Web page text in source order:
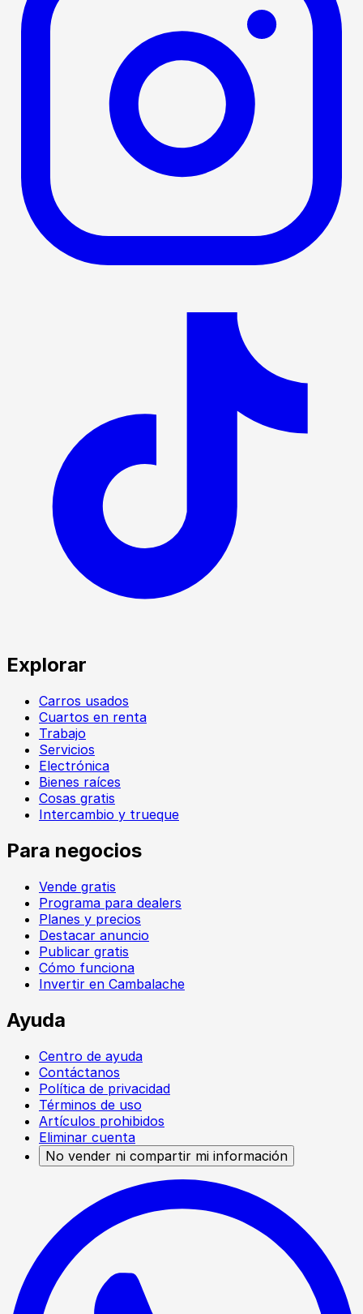
Explorar
Carros usados
Cuartos en renta
Trabajo
Servicios
Electrónica
Bienes raíces
Cosas gratis
Intercambio y trueque
Para negocios
Vende gratis
Programa para dealers
Planes y precios
Destacar anuncio
Publicar gratis
Cómo funciona
Invertir en Cambalache
Ayuda
Centro de ayuda
Contáctanos
Política de privacidad
Términos de uso
Artículos prohibidos
Eliminar cuenta
No vender ni compartir mi información